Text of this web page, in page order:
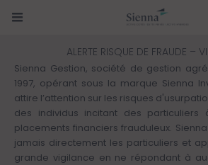
ALERTE RISQUE DE FRAUDE –
Sienna Gestion, société de gestion
1997, opérant sous la marque Sienna
attire l’attention sur les risques
des individus incitant des particuliers
placements financiers frauduleux.
jamais directement les particuliers et
grande vigilance en ne répondant à
profil :
Découvrir
nos
autres
expertises
Solutions
d'investissement